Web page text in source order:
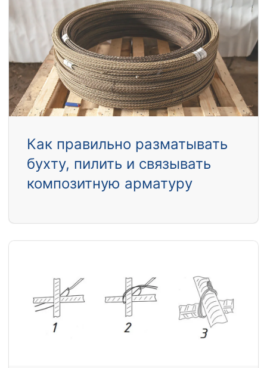
Как правильно разматывать
бухту, пилить и связывать
композитную арматуру